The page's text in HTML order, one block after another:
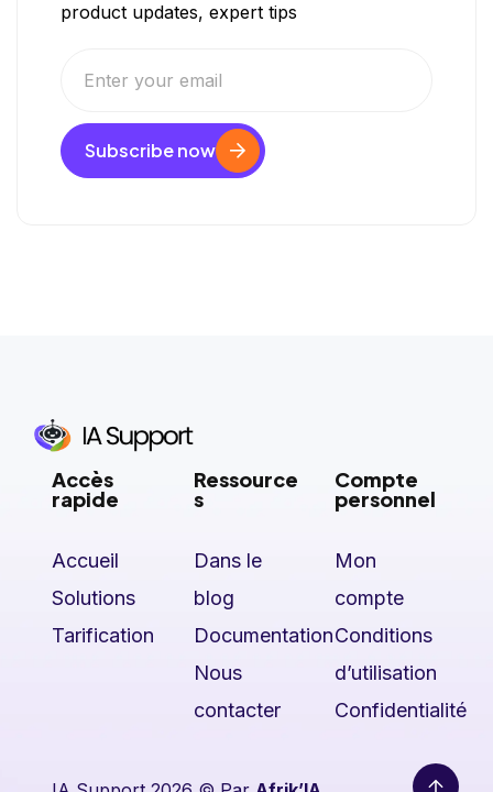
product updates, expert tips
Subscribe now
Accès
rapide
Accueil
Solutions
Tarification
Ressource
s
Dans le
blog
Documentation
Nous
contacter
Compte
personnel
Mon
compte
Conditions
d’utilisation
Confidentialité